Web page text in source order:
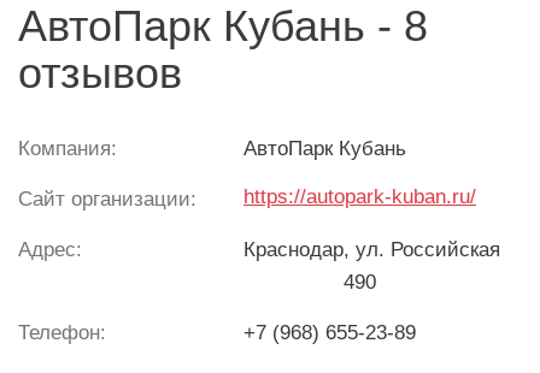
АвтоПарк Кубань - 8
отзывов
Компания: АвтоПарк Кубань
Сайт организации: https://autopark-kuban.ru/
Адрес: Краснодар, ул. Российская
490
Телефон: +7 (968) 655-23-89